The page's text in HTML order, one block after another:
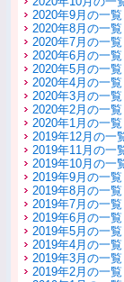
2020年9月の一覧
2020年8月の一覧
2020年7月の一覧
2020年6月の一覧
2020年5月の一覧
2020年4月の一覧
2020年3月の一覧
2020年2月の一覧
2020年1月の一覧
2019年12月の一
2019年11月の一
2019年10月の一
2019年9月の一覧
2019年8月の一覧
2019年7月の一覧
2019年6月の一覧
2019年5月の一覧
2019年4月の一覧
2019年3月の一覧
2019年2月の一覧